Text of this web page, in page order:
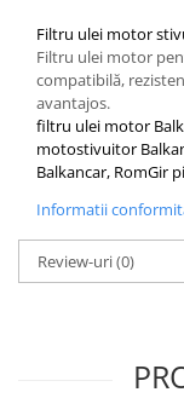
Filtru ulei motor
Filtru ulei motor
compatibilă,
avantajos.
filtru ulei motor
motostivuitor
Balkancar, RomGir
Informatii
Review-uri(0)